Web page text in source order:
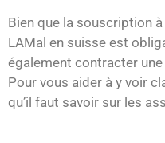
Bien que la souscription
LAMal en suisse est
également contracter
Pour vous aider à y voir
qu’il faut savoir sur les